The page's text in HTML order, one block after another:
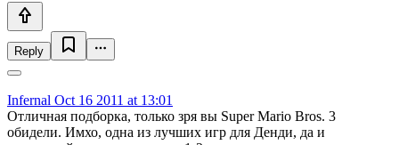
Reply
Infernal Oct 16 2011 at 13:01
Отличная подборка, только зря вы Super Mario Bros. 3
обидели. Имхо, одна из лучших игр для Денди, да и